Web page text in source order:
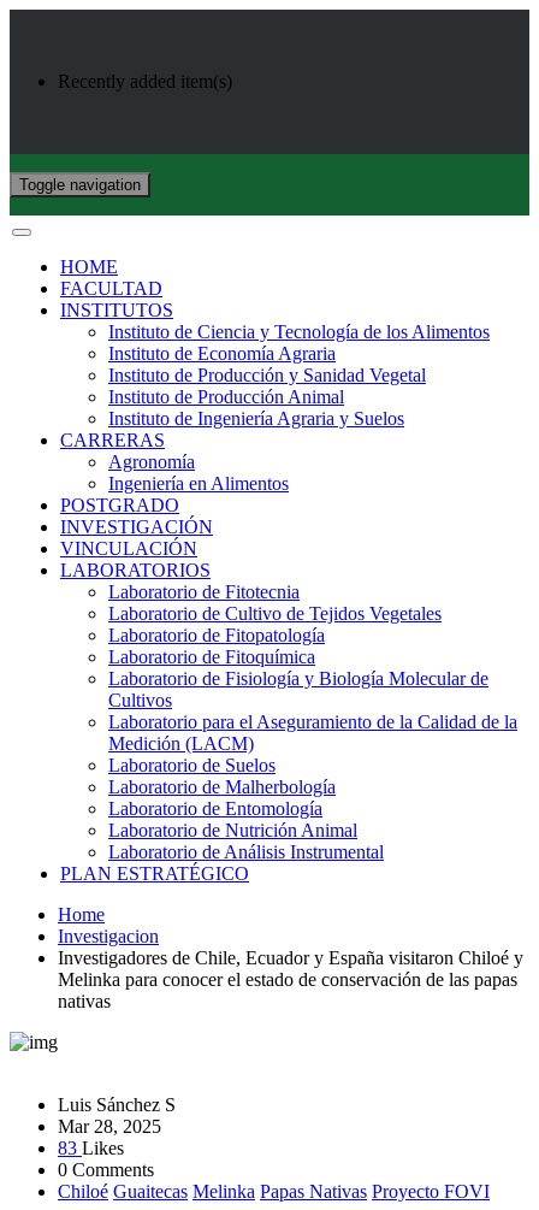
Recently added item(s)
Toggle navigation
HOME
FACULTAD
INSTITUTOS
Instituto de Ciencia y Tecnología de los Alimentos
Instituto de Economía Agraria
Instituto de Producción y Sanidad Vegetal
Instituto de Producción Animal
Instituto de Ingeniería Agraria y Suelos
CARRERAS
Agronomía
Ingeniería en Alimentos
POSTGRADO
INVESTIGACIÓN
VINCULACIÓN
LABORATORIOS
Laboratorio de Fitotecnia
Laboratorio de Cultivo de Tejidos Vegetales
Laboratorio de Fitopatología
Laboratorio de Fitoquímica
Laboratorio de Fisiología y Biología Molecular de
Cultivos
Laboratorio para el Aseguramiento de la Calidad de la
Medición (LACM)
Laboratorio de Suelos
Laboratorio de Malherbología
Laboratorio de Entomología
Laboratorio de Nutrición Animal
Laboratorio de Análisis Instrumental
PLAN ESTRATÉGICO
Home
Investigacion
Investigadores de Chile, Ecuador y España visitaron Chiloé y
Melinka para conocer el estado de conservación de las papas
nativas
Luis Sánchez S
Mar 28, 2025
83 Likes
0 Comments
Chiloé Guaitecas Melinka Papas Nativas Proyecto FOVI